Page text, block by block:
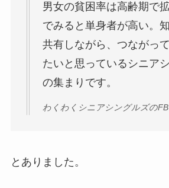
男女の貧困率は高齢期で
でみると単身者が高い。
共有しながら、つながっ
たいと思っているシニア
の集まりです。
わくわくシニアシングルズの
とありました。